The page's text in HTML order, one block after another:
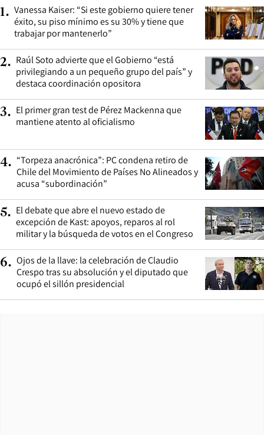
1. Vanessa Kaiser: “Si este gobierno quiere tener
éxito, su piso mínimo es su 30% y tiene que
trabajar por mantenerlo”
2. Raúl Soto advierte que el Gobierno “está
privilegiando a un pequeño grupo del país” y
destaca coordinación opositora
3. El primer gran test de Pérez Mackenna que
mantiene atento al oficialismo
4. “Torpeza anacrónica”: PC condena retiro de
Chile del Movimiento de Países No Alineados y
acusa “subordinación”
5. El debate que abre el nuevo estado de
excepción de Kast: apoyos, reparos al rol
militar y la búsqueda de votos en el Congreso
6. Ojos de la llave: la celebración de Claudio
Crespo tras su absolución y el diputado que
ocupó el sillón presidencial